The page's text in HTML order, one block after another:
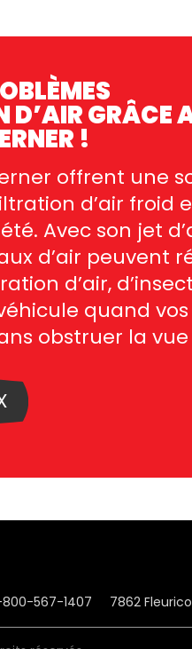
D’AIR GRÂCE
!
offrent une
d’air froid
Avec son jet
d’air peuvent
d’air,
quand
obstruer la vue
800-567-1407 7862